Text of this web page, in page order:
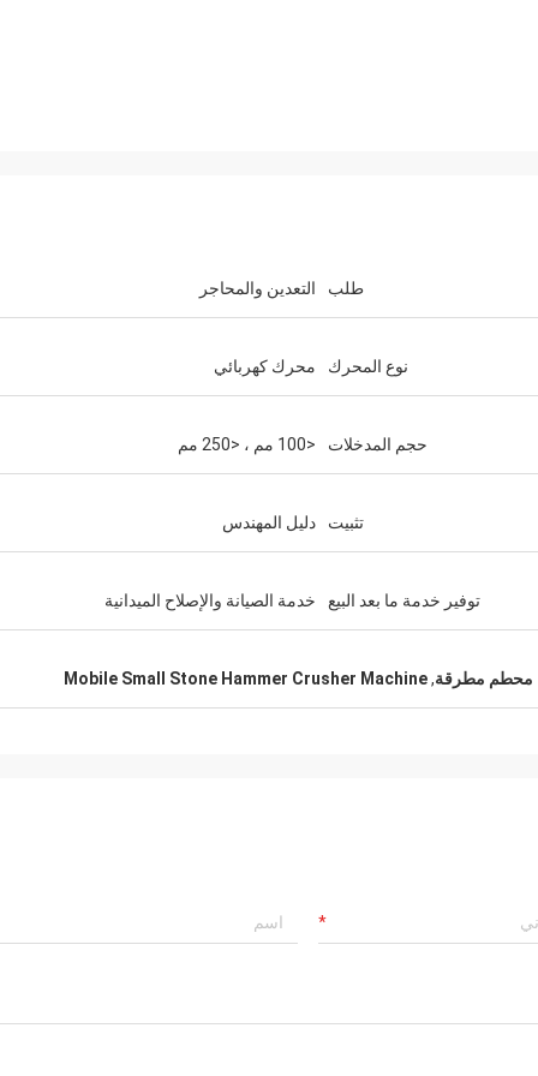
طلب التعدين والمحاجر
نوع المحرك محرك كهربائي
حجم المدخلات <100 مم ، <250 مم
تثبيت دليل المهندس
توفير خدمة ما بعد البيع خدمة الصيانة والإصلاح الميدانية
محطم مطرقة,
Mobile Small Stone Hammer Crusher Machine